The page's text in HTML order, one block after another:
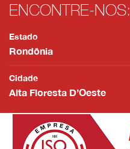
ENCONTRE-NOS:
Estado
Rondônia
Cidade
Alta Floresta D’Oeste